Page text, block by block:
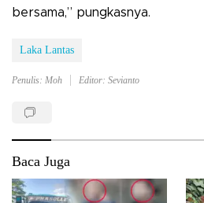
bersama,” pungkasnya.
Laka Lantas
Penulis: Moh Editor: Sevianto
Baca Juga